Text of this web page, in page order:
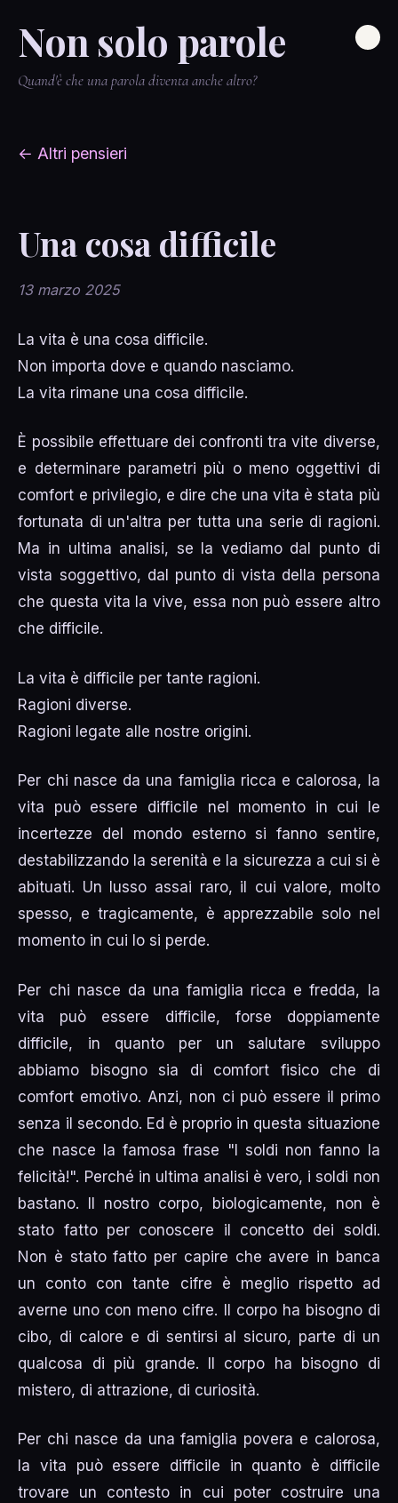
Non solo parole
Quand'è che una parola diventa anche altro?
← Altri pensieri
Una cosa difficile
13 marzo 2025
La vita è una cosa difficile.
Non importa dove e quando nasciamo.
La vita rimane una cosa difficile.
È possibile effettuare dei confronti tra vite diverse,
e determinare parametri più o meno oggettivi di
comfort e privilegio, e dire che una vita è stata più
fortunata di un'altra per tutta una serie di ragioni.
Ma in ultima analisi, se la vediamo dal punto di
vista soggettivo, dal punto di vista della persona
che questa vita la vive, essa non può essere altro
che difficile.
La vita è difficile per tante ragioni.
Ragioni diverse.
Ragioni legate alle nostre origini.
Per chi nasce da una famiglia ricca e calorosa, la
vita può essere difficile nel momento in cui le
incertezze del mondo esterno si fanno sentire,
destabilizzando la serenità e la sicurezza a cui si è
abituati. Un lusso assai raro, il cui valore, molto
spesso, e tragicamente, è apprezzabile solo nel
momento in cui lo si perde.
Per chi nasce da una famiglia ricca e fredda, la
vita può essere difficile, forse doppiamente
difficile, in quanto per un salutare sviluppo
abbiamo bisogno sia di comfort fisico che di
comfort emotivo. Anzi, non ci può essere il primo
senza il secondo. Ed è proprio in questa situazione
che nasce la famosa frase "I soldi non fanno la
felicità!". Perché in ultima analisi è vero, i soldi non
bastano. Il nostro corpo, biologicamente, non è
stato fatto per conoscere il concetto dei soldi.
Non è stato fatto per capire che avere in banca
un conto con tante cifre è meglio rispetto ad
averne uno con meno cifre. Il corpo ha bisogno di
cibo, di calore e di sentirsi al sicuro, parte di un
qualcosa di più grande. Il corpo ha bisogno di
mistero, di attrazione, di curiosità.
Per chi nasce da una famiglia povera e calorosa,
la vita può essere difficile in quanto è difficile
trovare un contesto in cui poter costruire una